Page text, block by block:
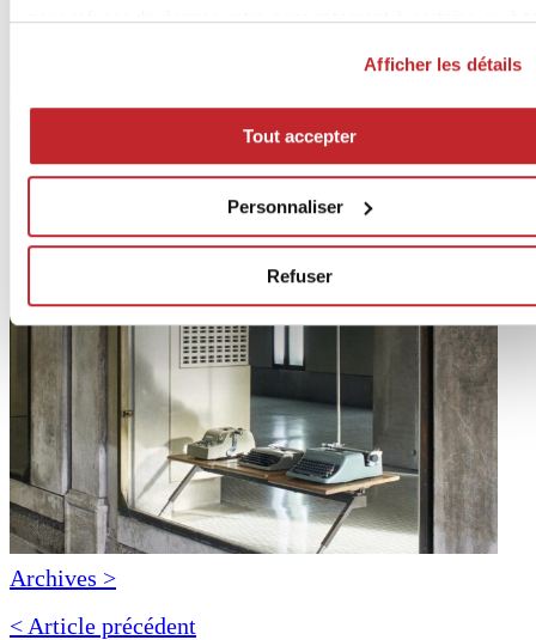
pour refuser de donner votre consentement à certains ou à
cliquez sur « Tout accepter ». Si vous ne voulez pas de
de profilage, cliquez sur « Refuser ».
Afficher les détails
Tout accepter
Personnaliser
Refuser
Archives >
< Article précédent